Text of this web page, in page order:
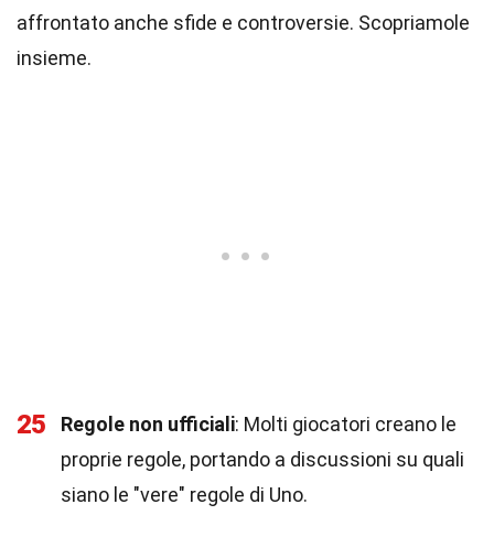
affrontato anche sfide e controversie. Scopriamole
insieme.
25 Regole non ufficiali: Molti giocatori creano le
proprie regole, portando a discussioni su quali
siano le "vere" regole di Uno.